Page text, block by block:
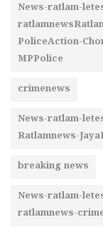
News-ratlam-
PoliceAction-
MPPolice
crimenews
News-ratlam-
Ratlamnews-
breaking news
News-ratlam-
ratlamnews-